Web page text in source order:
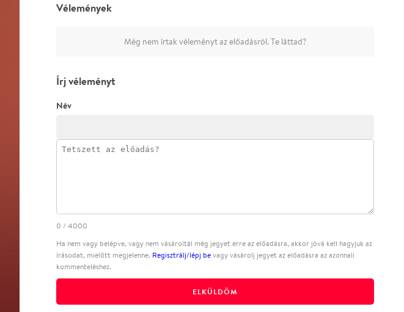
Vélemények
Még nem írtak véleményt az előadásról. Te láttad?
Írj véleményt
Név
0 / 4000
Ha nem vagy belépve, vagy nem vásároltál még jegyet erre az előadásra, akkor jóvá kell hagyjuk az
írásodat, mielőtt megjelenne. Regisztrálj/lépj be vagy vásárolj jegyet az előadásra az azonnali
kommenteléshez.
ELKÜLDÖM